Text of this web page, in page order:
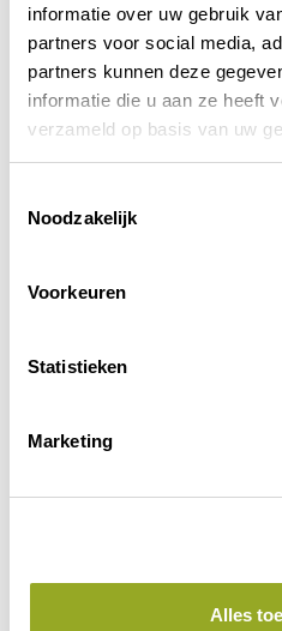
informatie over uw gebruik
partners voor social media,
partners kunnen deze
informatie die u aan ze heeft
verzameld op basis van uw
Noodzakelijk
Voorkeuren
Statistieken
Marketing
Alles